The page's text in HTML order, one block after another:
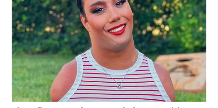
BOROBUDUR
WN
MADURA
WN
SURABAYA
WN